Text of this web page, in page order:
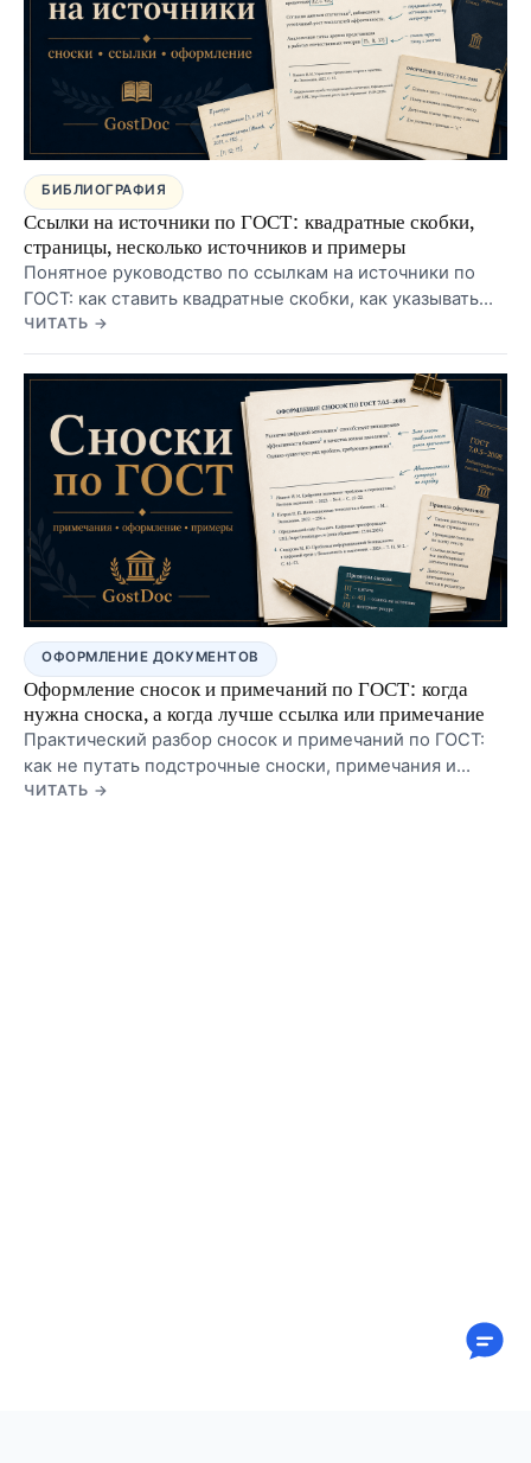
БИБЛИОГРАФИЯ
Ссылки на источники по ГОСТ: квадратные скобки,
страницы, несколько источников и примеры
Понятное руководство по ссылкам на источники по
ГОСТ: как ставить квадратные скобки, как указывать
страницу, как ссылаться на несколько источников
сразу, чем отличаются ссылки от списка литературы и
какие ошибки чаще всего находят в курсовых,
ЧИТАТЬ →
ОФОРМЛЕНИЕ ДОКУМЕНТОВ
Оформление сносок и примечаний по ГОСТ: когда
нужна сноска, а когда лучше ссылка или примечание
Практический разбор сносок и примечаний по ГОСТ:
как не путать подстрочные сноски, примечания и
ссылки на источники, где их ставить и какие решения
ЧИТАТЬ →